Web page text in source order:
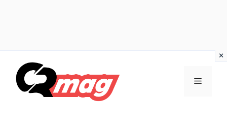
contenuto
Menu